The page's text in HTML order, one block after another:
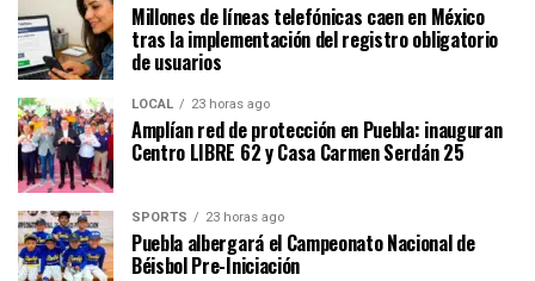
Millones de líneas telefónicas caen en México
tras la implementación del registro obligatorio
de usuarios
LOCAL 23 horas ago
Amplían red de protección en Puebla: inauguran
Centro LIBRE 62 y Casa Carmen Serdán 25
SPORTS 23 horas ago
Puebla albergará el Campeonato Nacional de
Béisbol Pre-Iniciación